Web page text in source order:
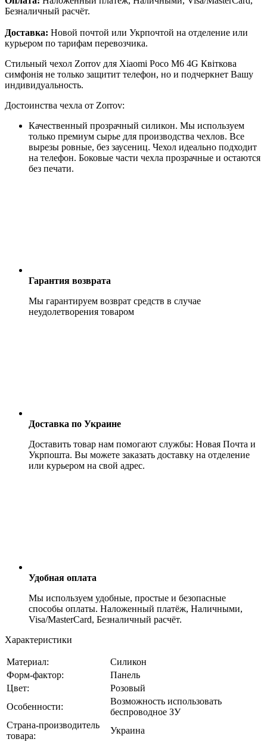
Безналичный расчёт.
Доставка: Новой почтой или Укрпочтой на отделение или
курьером по тарифам перевозчика.
Стильный чехол Zorrov для Xiaomi Poco M6 4G Квіткова
симфонія не только защитит телефон, но и подчеркнет Вашу
индивидуальность.
Достоинства чехла от Zorrov:
Качественный прозрачный силикон. Мы используем
только премиум сырье для производства чехлов. Все
вырезы ровные, без заусениц. Чехол идеально подходит
на телефон. Боковые части чехла прозрачные и остаются
без печати.
Гарантия возврата
Мы гарантируем возврат средств в случае
неудолетворения товаром
Доставка по Украине
Доставить товар нам помогают службы: Новая Почта и
Укрпошта. Вы можете заказать доставку на отделение
или курьером на свой адрес.
Удобная оплата
Мы используем удобные, простые и безопасные
способы оплаты. Наложенный платёж, Наличными,
Visa/MasterCard, Безналичный расчёт.
Характеристики
Материал:
Силикон
Форм-фактор:
Панель
Цвет:
Розовый
Особенности:
Возможность использовать
беспроводное ЗУ
Страна-производитель
товара:
Украина